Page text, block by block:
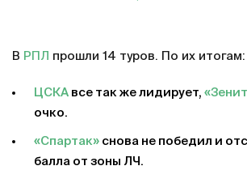
В РПЛ прошли 14 туров. По их итогам:
ЦСКА все так же лидирует,
очко.
«Спартак» снова не победил и
балла от зоны ЛЧ.